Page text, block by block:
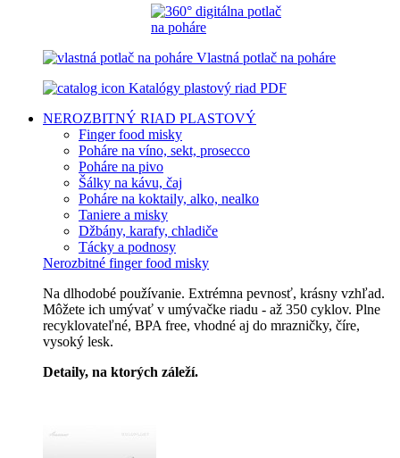
Vlastná potlač na poháre
Katalógy plastový riad PDF
NEROZBITNÝ RIAD PLASTOVÝ
Finger food misky
Poháre na víno, sekt, prosecco
Poháre na pivo
Šálky na kávu, čaj
Poháre na koktaily, alko, nealko
Taniere a misky
Džbány, karafy, chladiče
Tácky a podnosy
Nerozbitné finger food misky
Na dlhodobé používanie. Extrémna pevnosť, krásny vzhľad.
Môžete ich umývať v umývačke riadu - až 350 cyklov. Plne
recyklovateľné, BPA free, vhodné aj do mrazničky, číre,
vysoký lesk.
Detaily, na ktorých záleží.